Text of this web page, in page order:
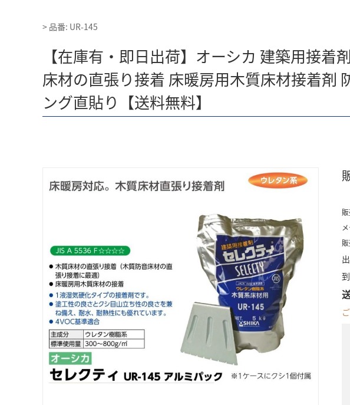
> 品番: UR-145
【在庫有・即日出荷】オーシカ 建築用接
床材の直張り接着 床暖房用木質床材接着
ング直貼り【送料無料】